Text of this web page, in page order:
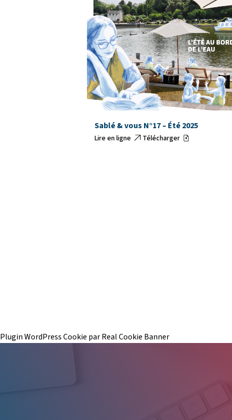
Sablé & vous N°17 – Été 2025
Lire en ligne Télécharger
Plugin WordPress Cookie par Real Cookie Banner